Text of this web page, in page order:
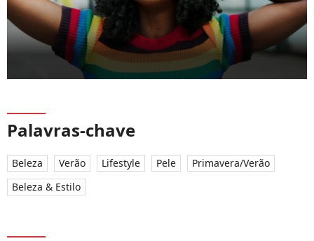
Palavras-chave
Beleza Verão Lifestyle Pele
Primavera/Verão
Beleza & Estilo